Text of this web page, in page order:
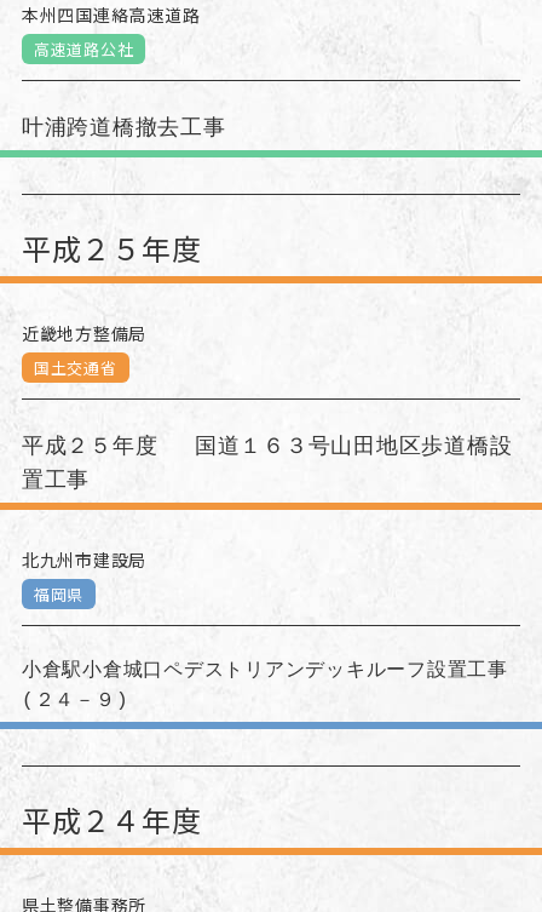
本州四国連絡高速道路
高速道路公社
叶浦跨道橋撤去工事
平成２５年度
近畿地方整備局
国土交通省
平成２５年度
国道１６３号山田地区歩道橋設
置工事
北九州市建設局
福岡県
小倉駅小倉城口ペデストリアンデッキルーフ設置工事
(２４－９)
平成２４年度
県土整備事務所